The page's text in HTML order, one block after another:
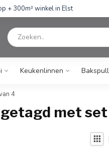
+ 300m² winkel in Elst
Keukenlinnen
4
met set